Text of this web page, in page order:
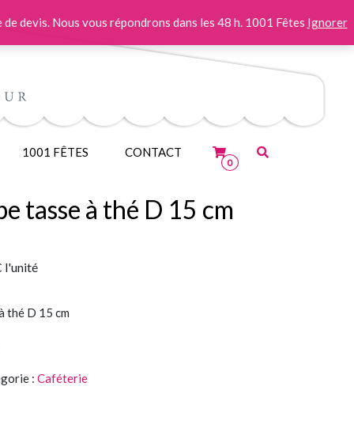
1001 FÊTES CONTACT
0
tasse à thé D 15 cm
l'unité
thé D 15 cm
:Caféterie
devis. Nous vous répondrons dans les 48 h. 1001 Fêtes Ignorer